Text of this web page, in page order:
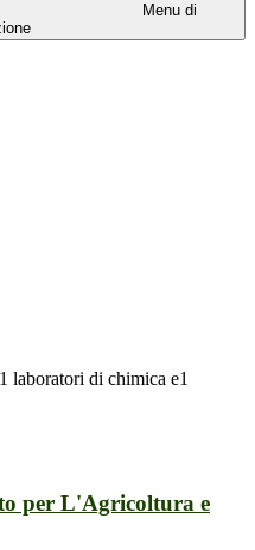
Menu di
laboratori di chimica e1
per L'Agricoltura e